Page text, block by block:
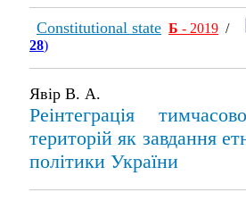
Constitutional state Б - 2019 /
28)
Явір В. А.
Реінтеграція
територій як завдання
політики України